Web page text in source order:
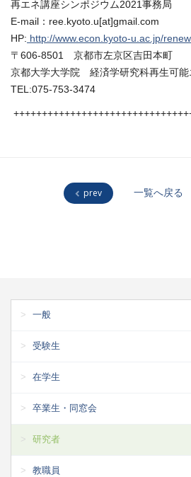
再エネ講座シンポジウム2021事務局
E-mail：ree.kyoto.u[at]gmail.com
HP: http://www.econ.kyoto-u.ac.jp/
〒606-8501 京都市左京区吉田本町
京都大学大学院 経済学研究科再生可能
TEL:075-753-3474
prev 一覧へ戻る
一般
受験生
在学生
卒業生・同窓会
研究者
教職員